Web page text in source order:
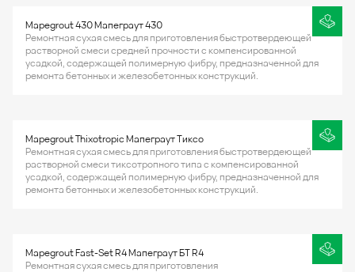
Mapegrout 430 Мапеграут 430
Ремонтная сухая смесь для приготовления быстротвердеющей
растворной смеси средней прочности с компенсированной
усадкой, содержащей полимерную фибру, предназначенной для
ремонта бетонных и железобетонных конструкций.
Mapegrout Thixotropic Мапеграут Тиксо
Ремонтная сухая смесь для приготовления быстротвердеющей
растворной смеси тиксотропного типа с компенсированной
усадкой, содержащей полимерную фибру, предназначенной для
ремонта бетонных и железобетонных конструкций.
Mapegrout Fast-Set R4 Мапеграут БТ R4
Ремонтная сухая смесь для приготовления